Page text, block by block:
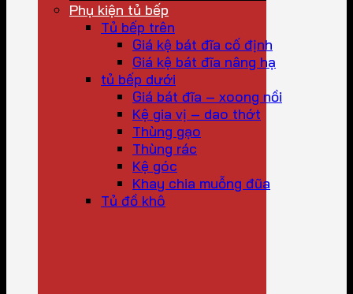
Phụ kiện tủ bếp
Tủ bếp trên
Giá kệ bát đĩa cố định
Giá kệ bát đĩa nâng hạ
tủ bếp dưới
Giá bát đĩa – xoong nồi
Kệ gia vị – dao thớt
Thùng gạo
Thùng rác
Kệ góc
Khay chia muỗng đũa
Tủ đồ khô